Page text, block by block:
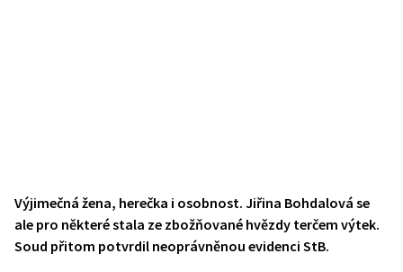
Výjimečná žena, herečka i osobnost. Jiřina Bohdalová se
ale pro některé stala ze zbožňované hvězdy terčem výtek.
Soud přitom potvrdil neoprávněnou evidenci StB.